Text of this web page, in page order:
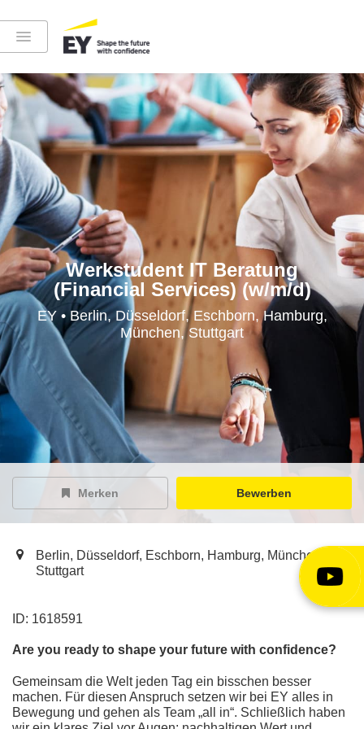
Instagram
LinkedIn
YouTube
Höre in die EY-Welt rein
EY Careers Spotlight
der Karriere-Podcast
EY Joblight
Werkstudent IT Beratung
(Financial Services) (w/m/d)
EY • Berlin, Düsseldorf, Eschborn, Hamburg,
München, Stuttgart
Merken Bewerben
Berlin, Düsseldorf, Eschborn, Hamburg, München,
Stuttgart
ID: 1618591
Are you ready to shape your future with confidence?
Gemeinsam die Welt jeden Tag ein bisschen besser
machen. Für diesen Anspruch setzen wir bei EY alles in
Bewegung und gehen als Team „all in“. Schließlich haben